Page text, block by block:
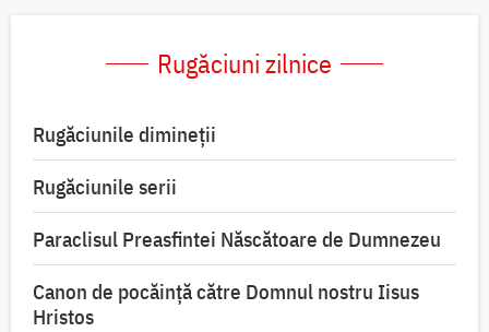
Rugăciuni zilnice
Rugăciunile dimineții
Rugăciunile serii
Paraclisul Preasfintei Născătoare de Dumnezeu
Canon de pocăință către Domnul nostru Iisus
Hristos